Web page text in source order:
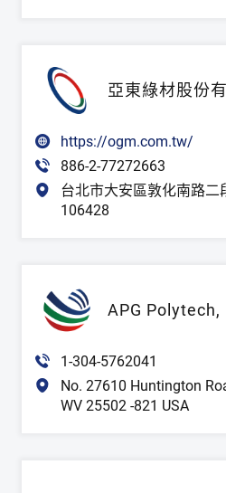
亞東綠材股份
https://ogm.com.tw/
886-2-77272663
台北市大安區敦化南路二
106428
APG Polytech,
1-304-5762041
No. 27610 Huntington
WV 25502 -821 USA